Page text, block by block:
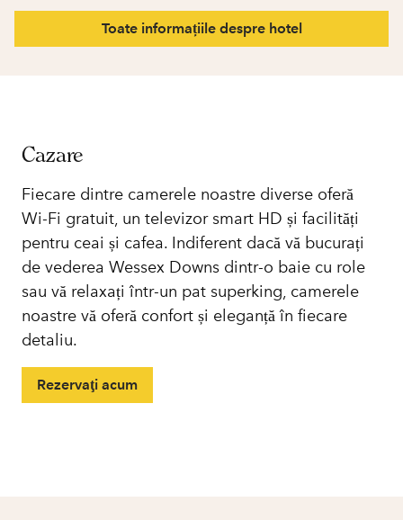
Toate informațiile despre hotel
Cazare
Fiecare dintre camerele noastre diverse oferă
Wi-Fi gratuit, un televizor smart HD și facilități
pentru ceai și cafea. Indiferent dacă vă bucurați
de vederea Wessex Downs dintr-o baie cu role
sau vă relaxați într-un pat superking, camerele
noastre vă oferă confort și eleganță în fiecare
detaliu.
Rezervaţi acum